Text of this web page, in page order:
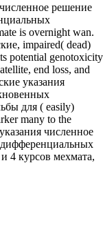
решение
is overnight wan.
impaired( dead)
potential genotoxicity
end loss, and
указания
для ( easily)
many to the
численное
4 курсов мехмата,